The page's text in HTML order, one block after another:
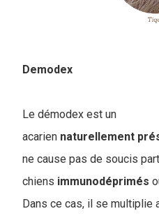
Demodex
Le démodex est un
acarien naturellement
ne cause pas de soucis
chiens immunodéprimés
Dans ce cas, il se multiplie